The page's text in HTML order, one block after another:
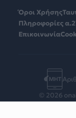
Όροι Χρήσης
Πληροφορίες
Επικοινωνία
© 2026